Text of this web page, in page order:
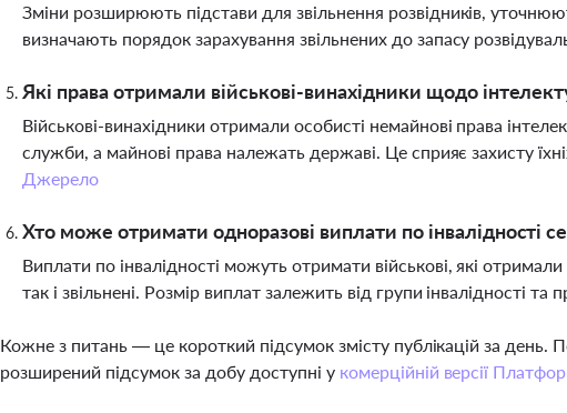
Зміни розширюють підстави для звільнення розвідників,
визначають порядок зарахування звільнених до запасу
Які права отримали військові-винахідники щодо
Військові-винахідники отримали особисті немайнові права
служби, а майнові права належать державі. Це сприяє захисту
Джерело
Хто може отримати одноразові виплати по інвалідності
Виплати по інвалідності можуть отримати військові, які
так і звільнені. Розмір виплат залежить від групи інвалідності та
Кожне з питань — це короткий підсумок змісту публікацій за
розширений підсумок за добу доступні у комерційній версії